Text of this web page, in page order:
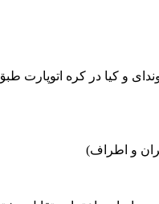
و کیا در کره
و اطراف)